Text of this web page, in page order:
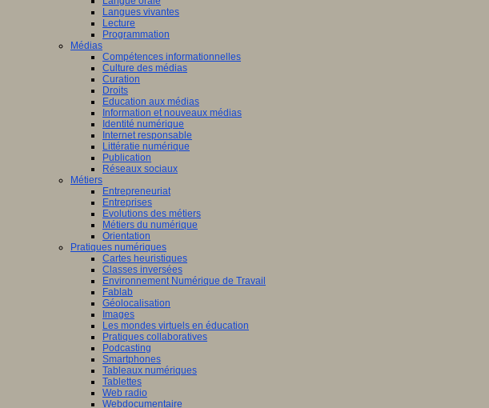
Langues vivantes
Lecture
Programmation
Médias
Compétences informationnelles
Culture des médias
Curation
Droits
Education aux médias
Information et nouveaux médias
Identité numérique
Internet responsable
Littératie numérique
Publication
Réseaux sociaux
Métiers
Entrepreneuriat
Entreprises
Evolutions des métiers
Métiers du numérique
Orientation
Pratiques numériques
Cartes heuristiques
Classes inversées
Environnement Numérique de Travail
Fablab
Géolocalisation
Images
Les mondes virtuels en éducation
Pratiques collaboratives
Podcasting
Smartphones
Tableaux numériques
Tablettes
Web radio
Webdocumentaire